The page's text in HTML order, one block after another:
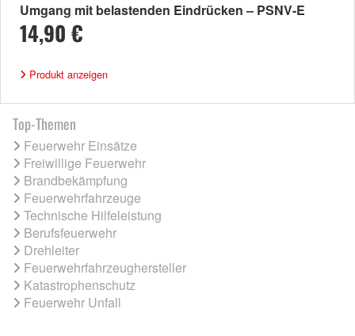
Umgang mit belastenden Eindrücken – PSNV-E
14,90 €
Produkt anzeigen
Top-Themen
Feuerwehr Einsätze
Freiwillige Feuerwehr
Brandbekämpfung
Feuerwehrfahrzeuge
Technische Hilfeleistung
Berufsfeuerwehr
Drehleiter
Feuerwehrfahrzeughersteller
Katastrophenschutz
Feuerwehr Unfall